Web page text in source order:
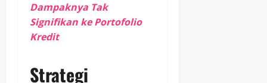
Dampaknya Tak
Signifikan ke Portofolio
Kredit
Strategi